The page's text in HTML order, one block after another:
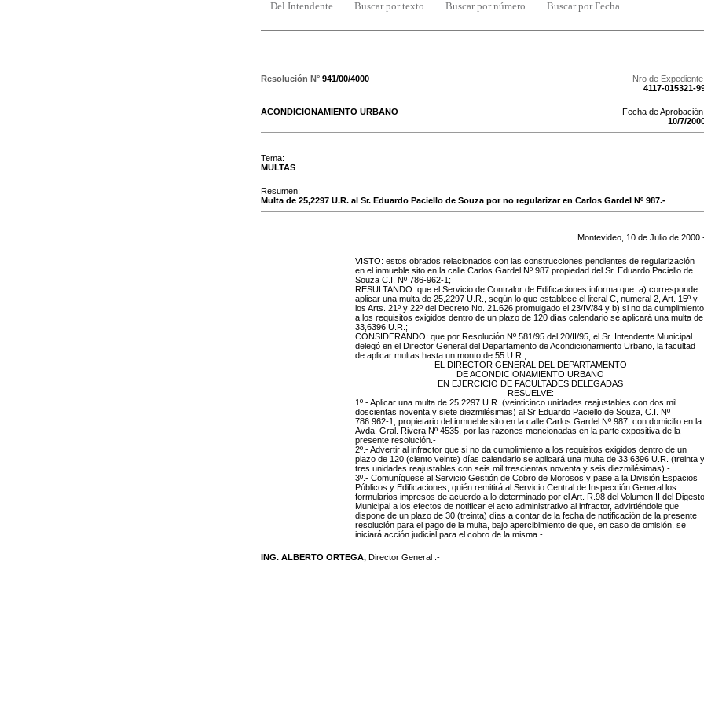
Del Intendente Buscar por texto Buscar por número Buscar por Fecha
Resolución N° 941/00/4000
Nro de
4117-015321-
ACONDICIONAMIENTO URBANO
Fecha de
10/7/
Tema:
MULTAS
Resumen:
Multa de 25,2297 U.R. al Sr. Eduardo Paciello de Souza por no regularizar en Carlos Gardel Nº 987.-
Montevideo, 10 de Julio de 2000
VISTO: estos obrados relacionados con las construcciones pendientes de regularización
en el inmueble sito en la calle Carlos Gardel Nº 987 propiedad del Sr. Eduardo Paciello de
Souza C.I. Nº 786-962-1;
RESULTANDO: que el Servicio de Contralor de Edificaciones informa que: a) corresponde
aplicar una multa de 25,2297 U.R., según lo que establece el literal C, numeral 2, Art. 15º y
los Arts. 21º y 22º del Decreto No. 21.626 promulgado el 23/IV/84 y b) si no da cumplimiento
a los requisitos exigidos dentro de un plazo de 120 días calendario se aplicará una multa de
33,6396 U.R.;
CONSIDERANDO: que por Resolución Nº 581/95 del 20/II/95, el Sr. Intendente Municipal
delegó en el Director General del Departamento de Acondicionamiento Urbano, la facultad
de aplicar multas hasta un monto de 55 U.R.;
EL DIRECTOR GENERAL DEL DEPARTAMENTO
DE ACONDICIONAMIENTO URBANO
EN EJERCICIO DE FACULTADES DELEGADAS
RESUELVE:
1º.- Aplicar una multa de 25,2297 U.R. (veinticinco unidades reajustables con dos mil
doscientas noventa y siete diezmilésimas) al Sr Eduardo Paciello de Souza, C.I. Nº
786.962-1, propietario del inmueble sito en la calle Carlos Gardel Nº 987, con domicilio en la
Avda. Gral. Rivera Nº 4535, por las razones mencionadas en la parte expositiva de la
presente resolución.-
2º.- Advertir al infractor que si no da cumplimiento a los requisitos exigidos dentro de un
plazo de 120 (ciento veinte) días calendario se aplicará una multa de 33,6396 U.R. (treinta y
tres unidades reajustables con seis mil trescientas noventa y seis diezmilésimas).-
3º.- Comuníquese al Servicio Gestión de Cobro de Morosos y pase a la División Espacios
Públicos y Edificaciones, quién remitirá al Servicio Central de Inspección General los
formularios impresos de acuerdo a lo determinado por el Art. R.98 del Volumen II del Digesto
Municipal a los efectos de notificar el acto administrativo al infractor, advirtiéndole que
dispone de un plazo de 30 (treinta) días a contar de la fecha de notificación de la presente
resolución para el pago de la multa, bajo apercibimiento de que, en caso de omisión, se
iniciará acción judicial para el cobro de la misma.-
ING. ALBERTO ORTEGA, Director General .-